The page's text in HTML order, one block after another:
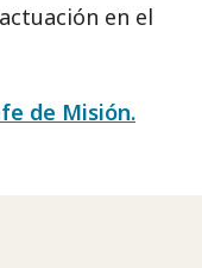
en el
de Misión.